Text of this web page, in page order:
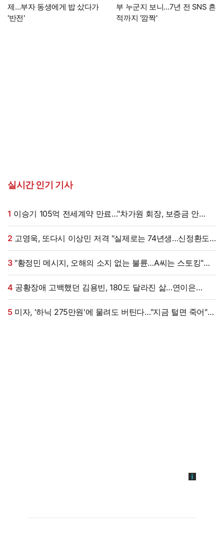
제…부자 동생에게 밥 샀다가
'반전'
부 누군지 보니…7년 전 SNS 흔
적까지 '깜짝'
실시간 인기 기사
1
주면 법적 조치"
2
나중에 알고 욕해"
3"황정민 메시지, 오해의 소지 없는 불륜…A씨는 스토킹"
현직 변호사 해석 [엑's 이슈]
4
겹경사
5미자, '하닉 275만원'에 물려도 버틴다…"지금 털면 죽어"